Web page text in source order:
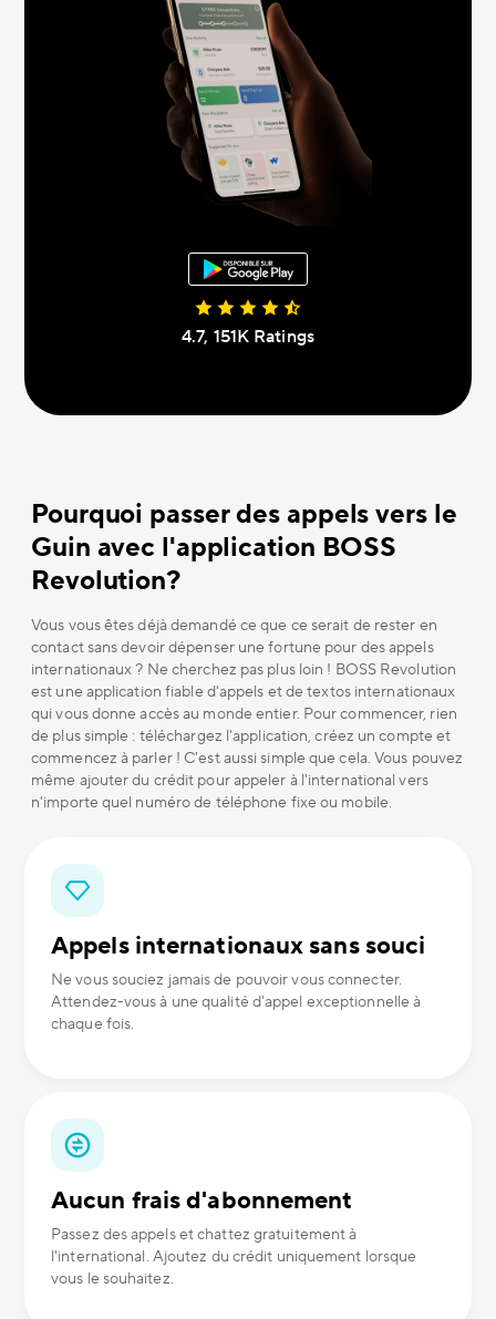
4.7, 151К Ratings
Pourquoi passer des appels vers le
Guin avec l'application BOSS
Revolution?
Vous vous êtes déjà demandé ce que ce serait de rester en
contact sans devoir dépenser une fortune pour des appels
internationaux ? Ne cherchez pas plus loin ! BOSS Revolution
est une application fiable d'appels et de textos internationaux
qui vous donne accès au monde entier. Pour commencer, rien
de plus simple : téléchargez l'application, créez un compte et
commencez à parler ! C'est aussi simple que cela. Vous pouvez
même ajouter du crédit pour appeler à l'international vers
n'importe quel numéro de téléphone fixe ou mobile.
Appels internationaux sans souci
Ne vous souciez jamais de pouvoir vous connecter.
Attendez-vous à une qualité d'appel exceptionnelle à
chaque fois.
Aucun frais d'abonnement
Passez des appels et chattez gratuitement à
l'international. Ajoutez du crédit uniquement lorsque
vous le souhaitez.